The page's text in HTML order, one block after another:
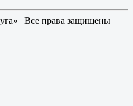
| Все права защищены